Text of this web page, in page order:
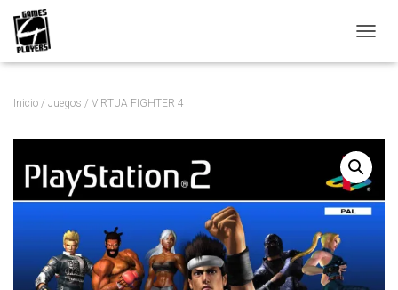
A
M
O
O
Inicio / Juegos / VIRTUA FIGHTER 4